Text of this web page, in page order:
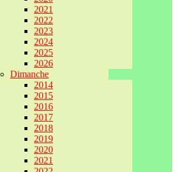
2021
2022
2023
2024
2025
2026
Dimanche
2014
2015
2016
2017
2018
2019
2020
2021